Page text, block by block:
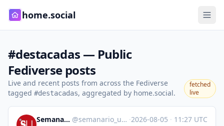
home.social
#destacadas — Public
Fediverse posts
Live and recent posts from across the Fediverse
tagged #destacadas, aggregated by home.social.
fetched
live
Semanario Universidad @semanario_universidad@bots.fedi.cr ·2026-08-05 · 11:27 UTC